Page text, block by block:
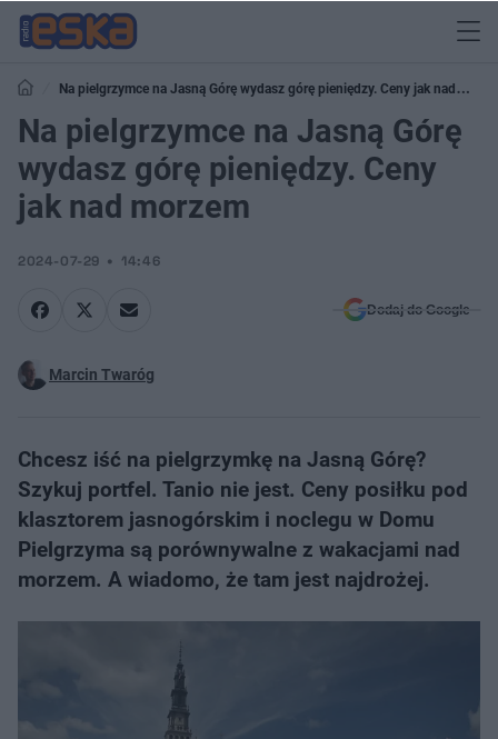
Na pielgrzymce na Jasną Górę wydasz górę pieniędzy. Ceny jak nad
morzem
Na pielgrzymce na Jasną Górę
wydasz górę pieniędzy. Ceny
jak nad morzem
2024-07-29 14:46
Dodaj do Google
Marcin Twaróg
Chcesz iść na pielgrzymkę na Jasną Górę?
Szykuj portfel. Tanio nie jest. Ceny posiłku pod
klasztorem jasnogórskim i noclegu w Domu
Pielgrzyma są porównywalne z wakacjami nad
morzem. A wiadomo, że tam jest najdrożej.